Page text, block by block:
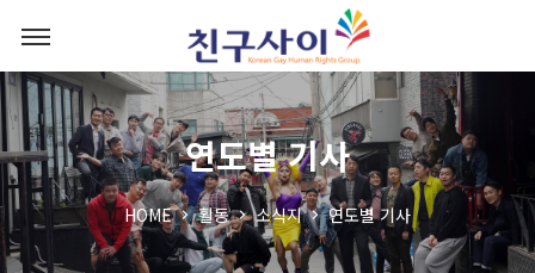
연도별 기사
HOME 활동 소식지 연도별 기사